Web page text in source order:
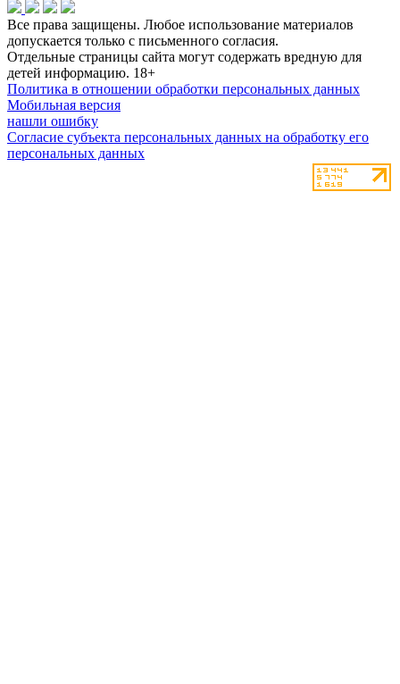
Все права защищены. Любое использование материалов
допускается только с письменного согласия.
Отдельные страницы сайта могут содержать вредную для
детей информацию. 18+
Политика в отношении обработки персональных данных
Мобильная версия
нашли ошибку
Согласие субъекта персональных данных на обработку его
персональных данных